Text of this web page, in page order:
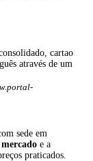
cartao
através de um
sede em
mercado e a
praticados.